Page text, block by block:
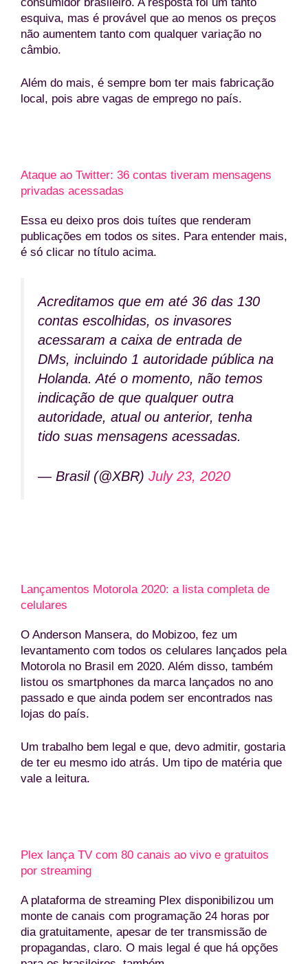
esquiva, mas é provável que ao menos os preços
não aumentem tanto com qualquer variação no
câmbio.
Além do mais, é sempre bom ter mais fabricação
local, pois abre vagas de emprego no país.
Ataque ao Twitter: 36 contas tiveram mensagens
privadas acessadas
Essa eu deixo pros dois tuítes que renderam
publicações em todos os sites. Para entender mais,
é só clicar no título acima.
Acreditamos que em até 36 das 130
contas escolhidas, os invasores
acessaram a caixa de entrada de
DMs, incluindo 1 autoridade pública na
Holanda. Até o momento, não temos
indicação de que qualquer outra
autoridade, atual ou anterior, tenha
tido suas mensagens acessadas.
— Brasil (@XBR) July 23, 2020
Lançamentos Motorola 2020: a lista completa de
celulares
O Anderson Mansera, do Mobizoo, fez um
levantamento com todos os celulares lançados pela
Motorola no Brasil em 2020. Além disso, também
listou os smartphones da marca lançados no ano
passado e que ainda podem ser encontrados nas
lojas do país.
Um trabalho bem legal e que, devo admitir, gostaria
de ter eu mesmo ido atrás. Um tipo de matéria que
vale a leitura.
Plex lança TV com 80 canais ao vivo e gratuitos
por streaming
A plataforma de streaming Plex disponibilizou um
monte de canais com programação 24 horas por
dia gratuitamente, apesar de ter transmissão de
propagandas, claro. O mais legal é que há opções